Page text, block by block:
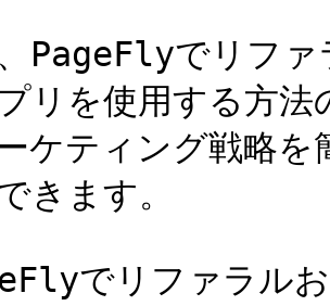
PageFlyでリフ
リを使用する方
ケティング戦略
きます。
でリファラル